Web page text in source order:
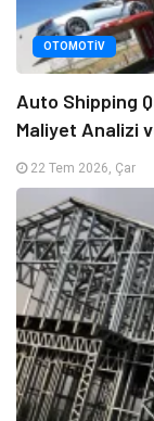
OTOMOTIV
Auto Shipping
Maliyet Analizi
22 Tem 2026, Çar